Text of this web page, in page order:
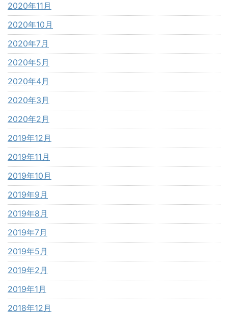
2020年11月
2020年10月
2020年7月
2020年5月
2020年4月
2020年3月
2020年2月
2019年12月
2019年11月
2019年10月
2019年9月
2019年8月
2019年7月
2019年5月
2019年2月
2019年1月
2018年12月